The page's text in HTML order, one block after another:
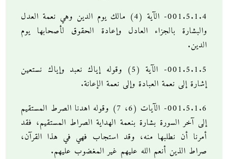
001.5.1.4- الآية (4) مالك يوم الدين وهي نعمة العدل
والبشارة بالجزاء العادل وإعادة الحقوق لأصحابها يوم
الدين.
001.5.1.5- الآية (5) وقوله إياك نعبد وإياك نستعين
إشارة إلى نعمة العبادة وإلى نعمة الإعانة.
001.5.1.6- الآيات (6، 7) وقوله اهدنا الصرط المستقيم
إلى آخر السورة بشارة بنعمة الهداية الصراط المستقيم، فقد
أمرنا أن نطلبها منه، وقد استجاب فهي في هذا القرآن،
صراط الذين أنعم الله عليهم غير المغضوب عليهم.